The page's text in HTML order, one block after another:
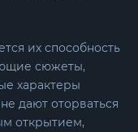
их способность
сюжеты,
характеры
дают оторваться
открытием,